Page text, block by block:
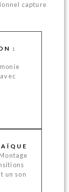
capture
:
un son